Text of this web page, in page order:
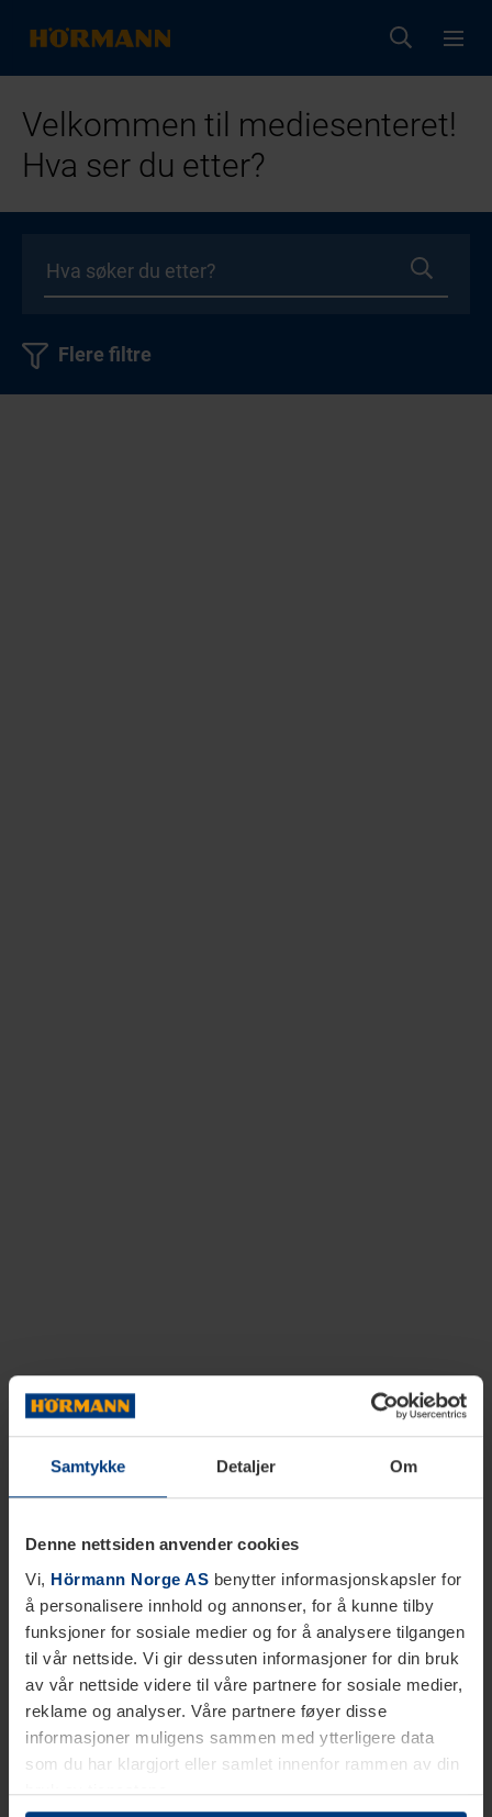
Samtykke Detaljer Om
Denne nettsiden anvender cookies
Vi, Hörmann Norge AS benytter informasjonskapsler for
å personalisere innhold og annonser, for å kunne tilby
funksjoner for sosiale medier og for å analysere tilgangen
til vår nettside. Vi gir dessuten informasjoner for din bruk
av vår nettside videre til våre partnere for sosiale medier,
reklame og analyser. Våre partnere føyer disse
informasjoner muligens sammen med ytterligere data
som du har klargjort eller samlet innenfor rammen av din
bruk av tjenestene.
Velkommen til mediesenteret!
Hva ser du etter?
Flere filtre